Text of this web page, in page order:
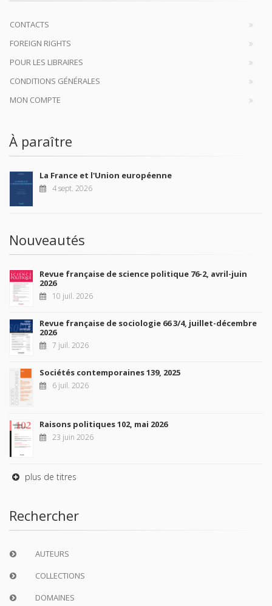
CONTACTS
FOREIGN RIGHTS
POUR LES LIBRAIRES
CONDITIONS GÉNÉRALES
MON COMPTE
À paraître
La France et l'Union européenne
4 sept. 2026
Nouveautés
Revue française de science politique 76-2, avril-juin
2026
10 juil. 2026
Revue française de sociologie 66 3/4, juillet-décembre
2026
7 juil. 2026
Sociétés contemporaines 139, 2025
6 juil. 2026
Raisons politiques 102, mai 2026
23 juin 2026
plus de titres
Rechercher
AUTEURS
COLLECTIONS
DOMAINES